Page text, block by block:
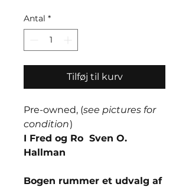
Antal *
Tilføj til kurv
Pre-owned, (see pictures for
condition)
I Fred og Ro Sven O.
Hallman
Bogen rummer et udvalg af